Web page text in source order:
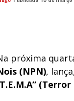
próxima
(NPN),
T.E.M.A”